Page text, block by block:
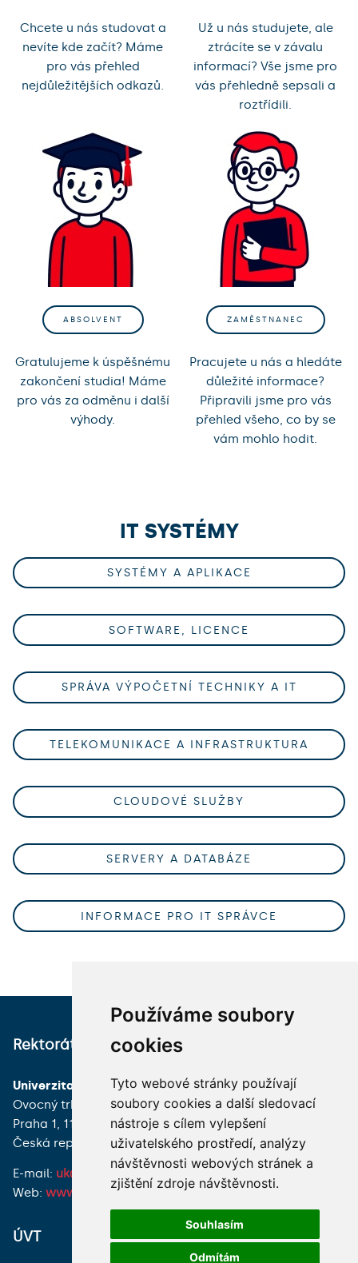
Používáme soubory
cookies
Tyto webové stránky používají
soubory cookies a další sledovací
nástroje s cílem vylepšení
uživatelského prostředí, analýzy
návštěvnosti webových stránek a
zjištění zdroje návštěvnosti.
Souhlasím
Odmítám
Chcete u nás studovat a
nevíte kde začít? Máme
pro vás přehled
nejdůležitějších odkazů.
Už u nás studujete, ale
ztrácíte se v závalu
informací? Vše jsme pro
vás přehledně sepsali a
roztřídili.
ABSOLVENT
Gratulujeme k úspěšnému
zakončení studia! Máme
pro vás za odměnu i další
výhody.
ZAMĚSTNANEC
Pracujete u nás a hledáte
důležité informace?
Připravili jsme pro vás
přehled všeho, co by se
vám mohlo hodit.
IT SYSTÉMY
SYSTÉMY A APLIKACE
SOFTWARE, LICENCE
SPRÁVA VÝPOČETNÍ TECHNIKY A IT
TELEKOMUNIKACE A INFRASTRUKTURA
CLOUDOVÉ SLUŽBY
SERVERY A DATABÁZE
INFORMACE PRO IT SPRÁVCE
Rektorát
Univerzita Karlova
Ovocný trh 560/5
Praha 1, 116 36
Česká republika
E-mail: uk@cuni.cz
Web: www.cuni.cz
UK Point
Celetná 13
116 36 Praha 1
Česká republika
E-mail:
info@cuni.cz
Web: www.ukpoint.cuni.cz
ÚVT Máte připomínku?